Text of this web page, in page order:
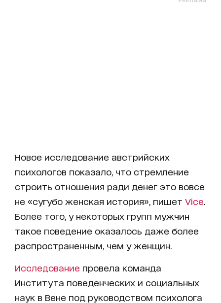
Новое исследование австрийских
психологов показало, что стремление
строить отношения ради денег это вовсе
не «сугубо женская история», пишет Vice
Более того, у некоторых групп мужчин
такое поведение оказалось даже более
распространенным, чем у женщин.
Исследование провела команда
Института поведенческих и социальных
наук в Вене под руководством психолога